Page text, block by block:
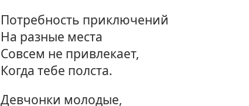
Потребность приключений
На разные места
Совсем не привлекает,
Когда тебе полста.
Девчонки молодые,